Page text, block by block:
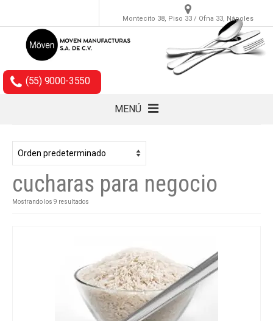
Montecito 38, Piso 33 / Ofna 33, Nápoles
(55) 9000-3550
MENÚ
Cubiertos
Accesorios
Empaques
cucharas para negocio
Mostrando los 9 resultados